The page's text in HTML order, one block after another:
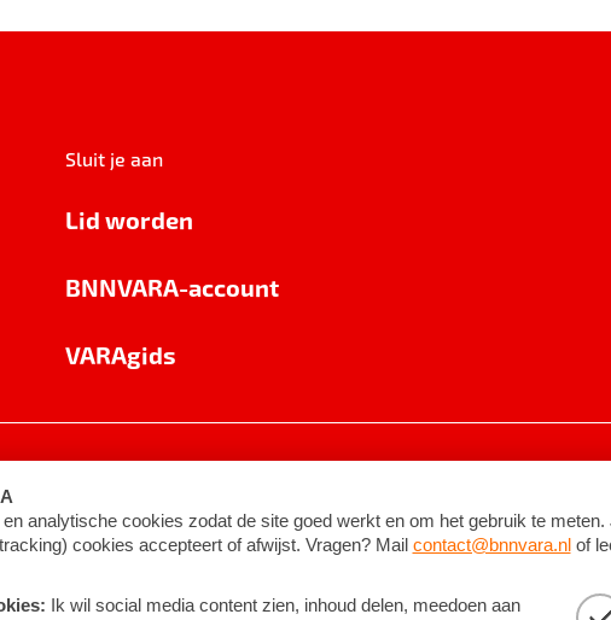
Sluit je aan
Lid worden
BNNVARA-account
VARAgids
©2026BNNVARA